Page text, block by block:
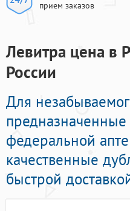
прием заказов
Левитра цена в
России
Для
федеральной
качественные
быстрой